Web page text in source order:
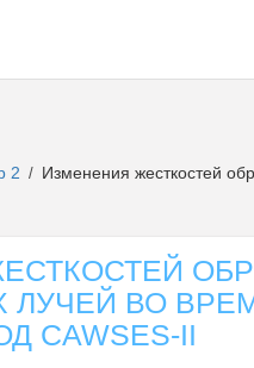
2 / Изменения жесткостей
ВО
CAWSES-II